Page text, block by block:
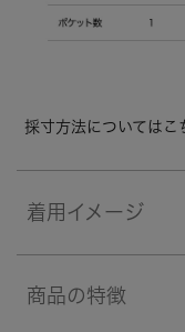
採寸方法についてはこ
着用イメージ
商品の特徴